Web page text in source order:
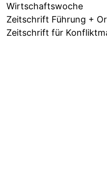
Wirtschaftswoche
Zeitschrift Führung +
Zeitschrift für